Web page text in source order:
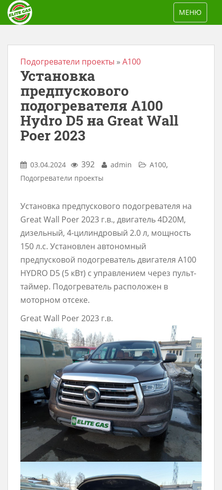
TOGGLE
МЕНЮ
Подогреватели проекты » A100
Установка
предпускового
подогревателя A100
Hydro D5 на Great Wall
Poer 2023
03.04.2024 392 admin A100,
Подогреватели проекты
Установка предпускового подогревателя на
Great Wall Poer 2023 г.в., двигатель 4D20M,
дизельный, 4-цилиндровый 2.0 л, мощность
150 л.с. Установлен автономный
предпусковой подогреватель двигателя A100
HYDRO D5 (5 кВт) с управлением через пульт-
таймер. Подогреватель расположен в
моторном отсеке.
Great Wall Poer 2023 г.в.